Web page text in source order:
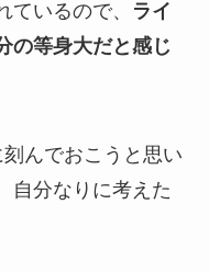
いるので、
ライ
の等身大だと感じ
んでおこうと思い
自分なりに考えた